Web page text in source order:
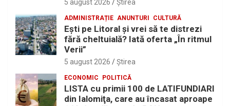
5 august 2026 Ştirea
ADMINISTRAȚIE ANUNTURI CULTURĂ
Eşti pe Litoral şi vrei să te distrezi
fără cheltuială? Iată oferta „În ritmul
Verii”
5 august 2026 Ştirea
ECONOMIC POLITICĂ
LISTA cu primii 100 de LATIFUNDIARI
din Ialomiţa, care au încasat aproape